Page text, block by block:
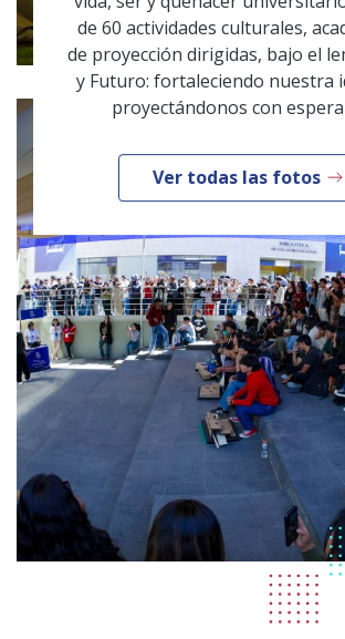
de 60 actividades culturales,
de proyección dirigidas, bajo el
y Futuro: fortaleciendo nuestra
proyectándonos con
Ver todas las fotos